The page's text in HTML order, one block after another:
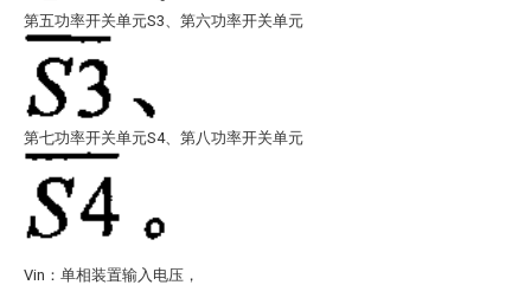
第五功率开关单元S3、第六功率开关单元
第七功率开关单元S4、第八功率开关单元
Vin：单相装置输入电压，